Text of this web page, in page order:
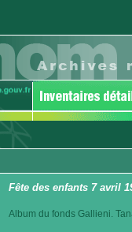
Fête des enfants 7 avril
Album du fonds Gallieni.